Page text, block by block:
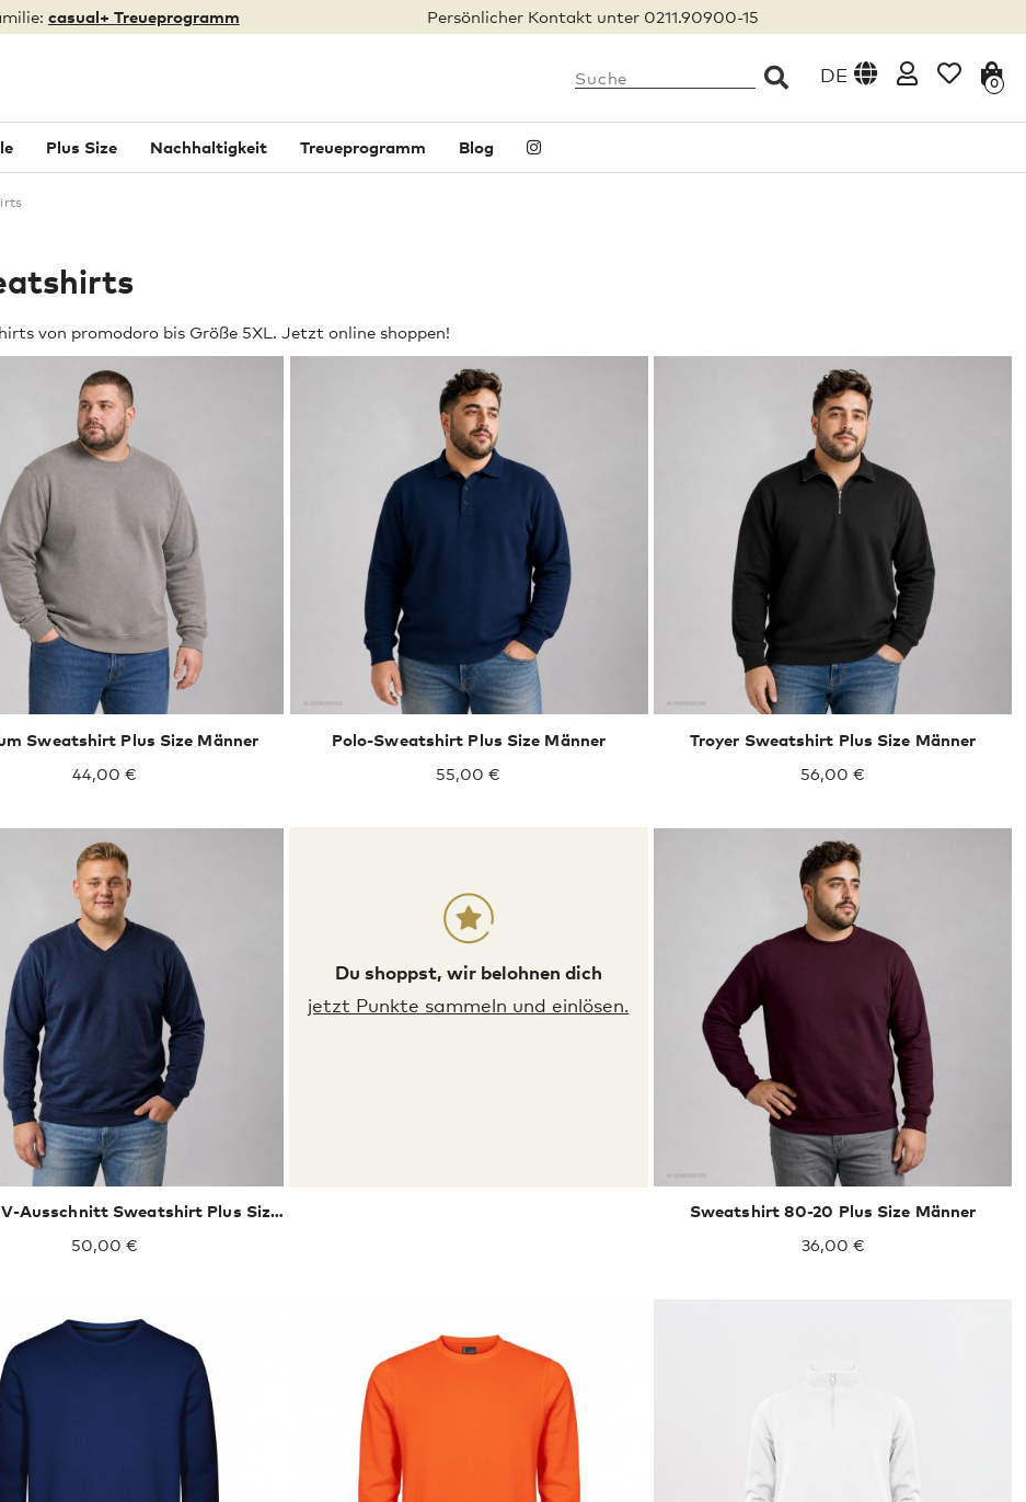
casual+ Treueprogramm Persönlicher Kontakt unter 0211.90900-15
DE 0
Plus Size Nachhaltigkeit Treueprogramm Blog
von promodoro bis Größe 5XL. Jetzt online shoppen!
XXXL 5XL
Sweatshirt Plus Size Männer
44,00 €
Polo-Sweatshirt Plus Size Männer
55,00 €
Troyer Sweatshirt Plus Size Männer
56,00 €
Premium V-Ausschnitt Sweatshirt Plus Size Männer
50,00 €
Du shoppst, wir belohnen dich
jetzt Punkte sammeln und einlösen.
5XL
Sweatshirt 80-20 Plus Size Männer
36,00 €
XXXL 5XL